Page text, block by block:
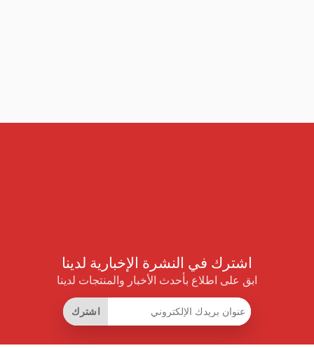
اشترك في النشرة الإخبارية لدينا
ابق على اطلاع بأحدث الأخبار والمنتجات لدينا
اشترك